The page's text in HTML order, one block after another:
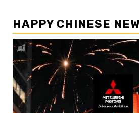
HAPPY CHINESE
Pemutar